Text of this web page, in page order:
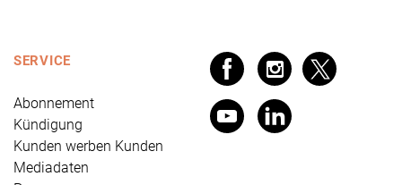
SERVICE
Abonnement
Kündigung
Kunden werben Kunden
Mediadaten